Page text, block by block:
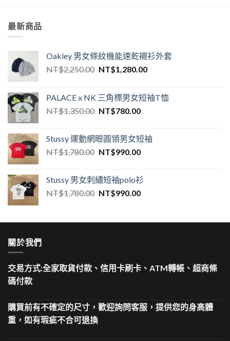
最新商品
Oakley 男女條紋機能速乾襯衫外套
NT$2,250.00 NT$1,280.00
PALACE x NK 三角標男女短袖T恤
NT$1,350.00 NT$780.00
Stussy 運動網眼圓領男女短袖
NT$1,780.00 NT$990.00
Stussy 男女刺繡短袖polo衫
NT$1,780.00 NT$990.00
關於我們
交易方式:全家取貨付款、信用卡刷卡、ATM轉帳、超商條
碼付款
購買前有不確定的尺寸，歡迎詢問客服，提供您的身高體
重，如有瑕疵不合可退換